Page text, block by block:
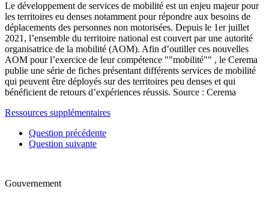
Le développement de services de mobilité est un enjeu majeur pour
les territoires eu denses notamment pour répondre aux besoins de
déplacements des personnes non motorisées. Depuis le 1er juillet
2021, l’ensemble du territoire national est couvert par une autorité
organisatrice de la mobilité (AOM). Afin d’outiller ces nouvelles
AOM pour l’exercice de leur compétence ""mobilité"" , le Cerema
publie une série de fiches présentant différents services de mobilité
qui peuvent être déployés sur des territoires peu denses et qui
bénéficient de retours d’expériences réussis. Source : Cerema
Ressources supplémentaires
Question précédente
Question suivante
Gouvernement